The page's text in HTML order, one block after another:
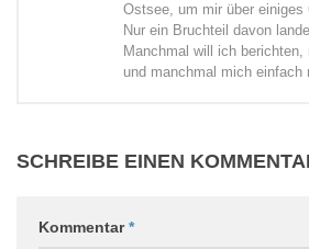
Ostsee, um mir über einiges
Nur ein Bruchteil davon
Manchmal will ich
und manchmal mich einfach
SCHREIBE EINEN
Kommentar*